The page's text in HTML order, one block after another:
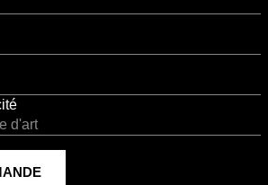
d'art